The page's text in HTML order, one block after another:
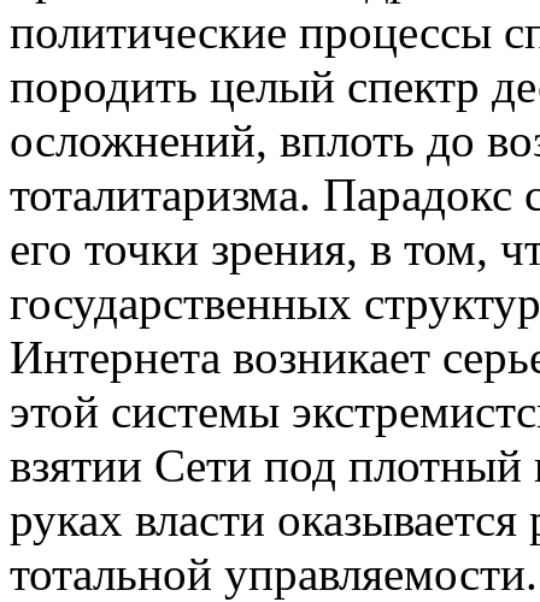
политические процессы
породить целый спектр
осложнений, вплоть до
тоталитаризма. Парадокс
его точки зрения, в том,
государственных
Интернета возникает
этой системы
взятии Сети под плотный
руках власти
тотальной управляемости.